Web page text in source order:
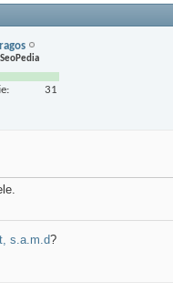
31
s.a.m.d?